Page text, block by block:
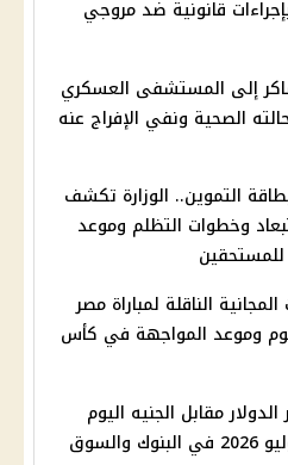
قانونية ضد مروجي
إلى المستشفى العسكري
الصحية ونفي الإفراج عنه
التموين.. الوزارة تكشف
وخطوات التظلم وموعد
للمستحقين
الناقلة لمباراة مصر
وموعد المواجهة في كأس
مقابل الجنيه اليوم
الجمعة 3 يوليو 2026 في البنوك والسوق